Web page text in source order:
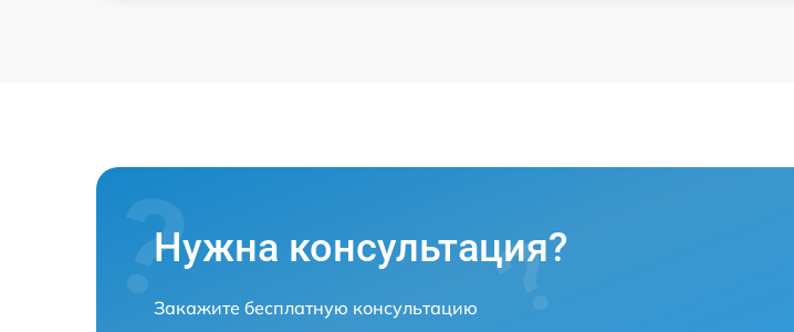
Нужна консультация?
Закажите бесплатную консультацию